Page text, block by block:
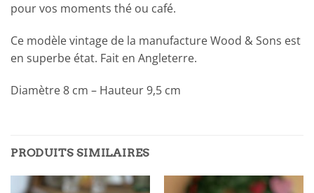
pour vos moments thé ou café.
Ce modèle vintage de la manufacture Wood & Sons est
en superbe état. Fait en Angleterre.
Diamètre 8 cm – Hauteur 9,5 cm
PRODUITS SIMILAIRES